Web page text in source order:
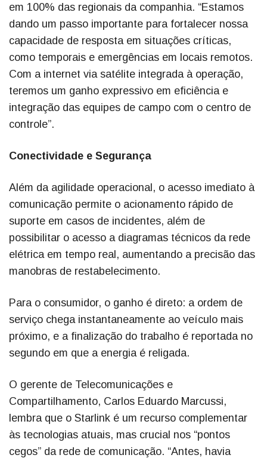
em 100% das regionais da companhia. “Estamos
dando um passo importante para fortalecer nossa
capacidade de resposta em situações críticas,
como temporais e emergências em locais remotos.
Com a internet via satélite integrada à operação,
teremos um ganho expressivo em eficiência e
integração das equipes de campo com o centro de
controle”.
Conectividade e Segurança
Além da agilidade operacional, o acesso imediato à
comunicação permite o acionamento rápido de
suporte em casos de incidentes, além de
possibilitar o acesso a diagramas técnicos da rede
elétrica em tempo real, aumentando a precisão das
manobras de restabelecimento.
Para o consumidor, o ganho é direto: a ordem de
serviço chega instantaneamente ao veículo mais
próximo, e a finalização do trabalho é reportada no
segundo em que a energia é religada.
O gerente de Telecomunicações e
Compartilhamento, Carlos Eduardo Marcussi,
lembra que o Starlink é um recurso complementar
às tecnologias atuais, mas crucial nos “pontos
cegos” da rede de comunicação. “Antes, havia